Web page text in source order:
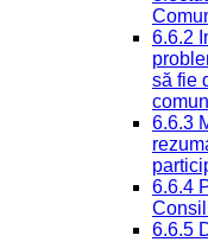
6.6.2
să fie
6.6.3
6.6.4
6.6.5